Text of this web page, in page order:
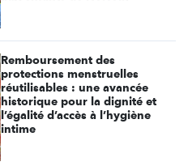
Remboursement des
protections menstruelles
réutilisables : une avancée
historique pour la dignité et
l’égalité d’accès à l’hygiène
intime